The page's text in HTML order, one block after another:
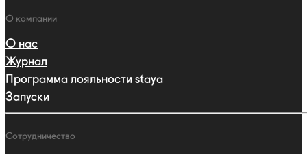
Навигация
О компании
О нас
Журнал
Программа лояльности staya
Запуски
Сотрудничество